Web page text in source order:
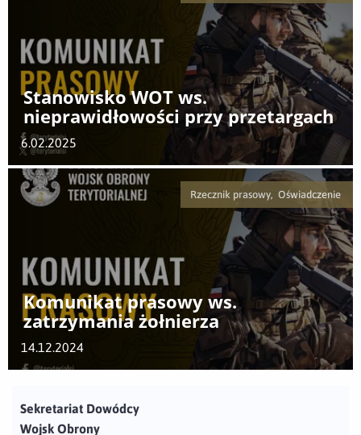
Stanowisko WOT ws.
nieprawidłowości przy przetargach
6.02.2025
Rzecznik prasowy, Oświadczenie
Komunikat prasowy ws.
zatrzymania żołnierza
14.12.2024
Sekretariat Dowódcy
Wojsk Obrony